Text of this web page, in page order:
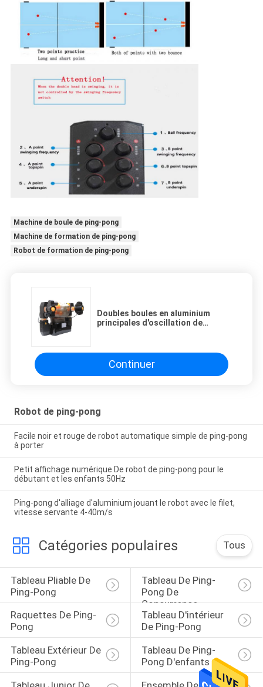
Machine de boule de ping-pong
Machine de formation de ping-pong
Robot de formation de ping-pong
Doubles boules en aluminium
principales d'oscillation de
Continuer
Robot de ping-pong
Facile noir et rouge de robot automatique simple de ping-pong
à porter
Petit affichage numérique De robot de ping-pong pour le
débutant et les enfants 50Hz
Ping-pong d'alliage d'aluminium jouant le robot avec le filet,
vitesse servante 4-40m/s
Catégories populaires Tous
Tableau Pliable De
Ping-Pong
Tableau De Ping-
Pong De
Concurrence
Raquettes De Ping-
Pong
Tableau D'intérieur
De Ping-Pong
Tableau Extérieur De
Ping-Pong
Tableau De Ping-
Pong D'enfants